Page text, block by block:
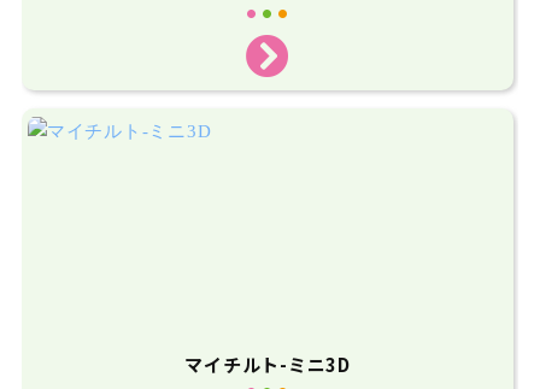
マイチルト-ミニ3D